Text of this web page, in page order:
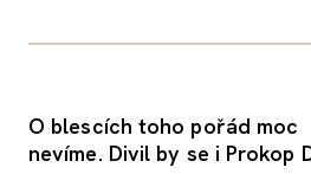
O blescích toho pořád moc
nevíme. Divil by se i Prokop